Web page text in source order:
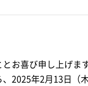
お喜び申し上げま
2025年2月13日（